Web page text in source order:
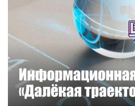
Смотреть проект